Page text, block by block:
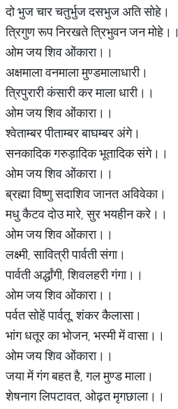
दो भुज चार चतुर्भुज दसभुज अति सोहे।
त्रिगुण रूप निरखते त्रिभुवन जन मोहे।।
ओम जय शिव ओंकारा।।
अक्षमाला वनमाला मुण्डमालाधारी।
त्रिपुरारी कंसारी कर माला धारी।।
ओम जय शिव ओंकारा।।
श्वेताम्बर पीताम्बर बाघम्बर अंगे।
सनकादिक गरुड़ादिक भूतादिक संगे।।
ओम जय शिव ओंकारा।।
ब्रह्मा विष्णु सदाशिव जानत अविवेका।
मधु कैटव दोउ मारे, सुर भयहीन करे।।
ओम जय शिव ओंकारा।।
लक्ष्मी, सावित्री पार्वती संगा।
पार्वती अर्द्धांगी, शिवलहरी गंगा।।
ओम जय शिव ओंकारा।।
पर्वत सोहें पार्वतू, शंकर कैलासा।
भांग धतूर का भोजन, भस्मी में वासा।।
ओम जय शिव ओंकारा।।
जया में गंग बहत है, गल मुण्ड माला।
शेषनाग लिपटावत, ओढ़त मृगछाला।।